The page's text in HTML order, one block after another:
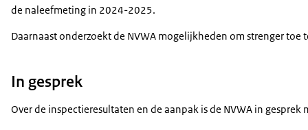
de naleefmeting in 2024-2025.
Daarnaast onderzoekt de NVWA mogelijkheden om strenger
In gesprek
Over de inspectieresultaten en de aanpak is de NVWA in